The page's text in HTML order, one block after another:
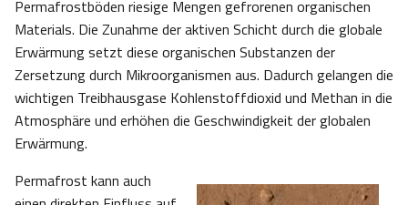
Permafrostböden riesige Mengen gefrorenen organischen
Materials. Die Zunahme der aktiven Schicht durch die globale
Erwärmung setzt diese organischen Substanzen der
Zersetzung durch Mikroorganismen aus. Dadurch gelangen die
wichtigen Treibhausgase Kohlenstoffdioxid und Methan in die
Atmosphäre und erhöhen die Geschwindigkeit der globalen
Erwärmung.
Permafrost kann auch